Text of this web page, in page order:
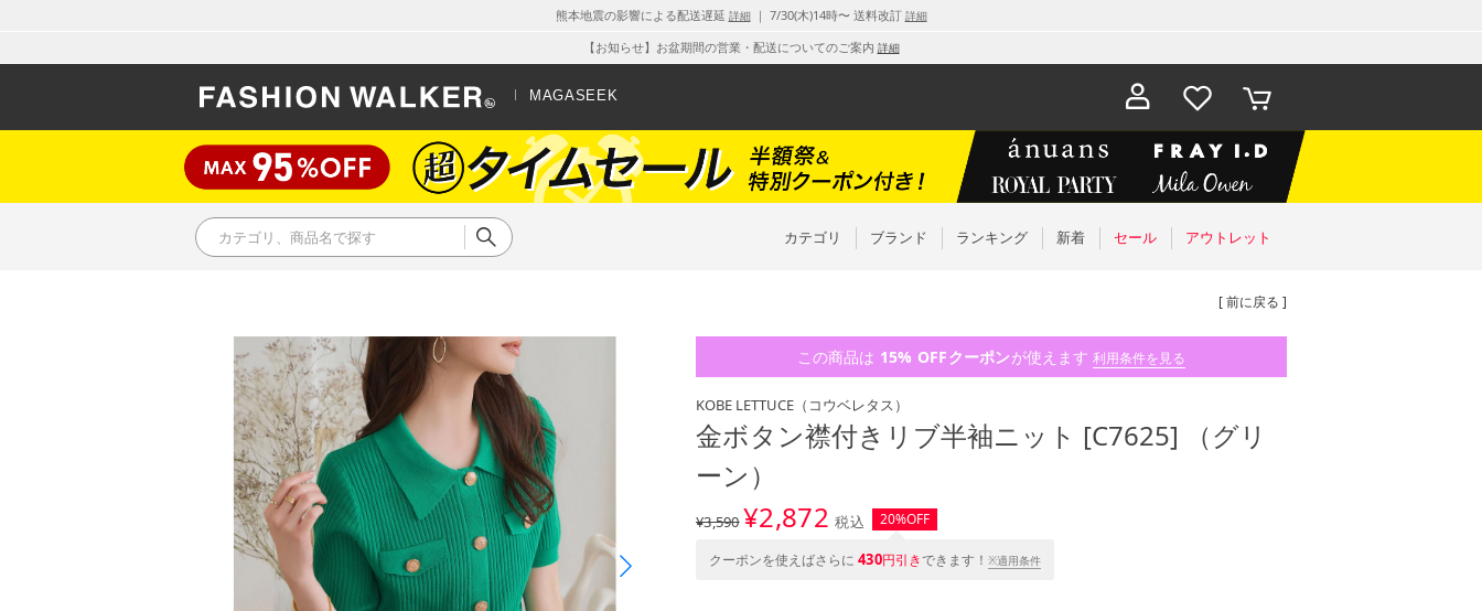
熊本地震の影響による配送遅延 詳細｜ 7/30(木)14時〜 送料改訂 詳細
【お知らせ】お盆期間の営業・配送についてのご案内 詳細
MAGASEEK
お気に入
り
カート
カテゴリ ブランド ランキング 新着 セール アウトレット
[ 前に戻る ]
この商品は 15% OFFクーポンが使えます 利用条件を見る
KOBE LETTUCE （コウベレタス）
金ボタン襟付きリブ半袖ニット [C7625] （グリ
ーン）
¥3,590¥2,872 税込 20%OFF
クーポンを使えばさらに 430円引きできます！ ※適用条件